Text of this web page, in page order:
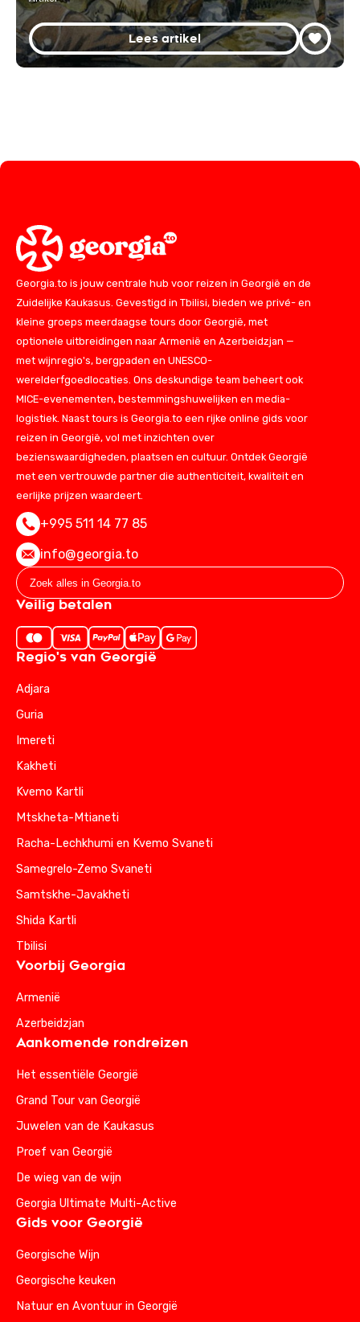
Lees artikel
Georgia.to is jouw centrale hub voor reizen in Georgië en de
Zuidelijke Kaukasus. Gevestigd in Tbilisi, bieden we privé- en
kleine groeps meerdaagse tours door Georgië, met
optionele uitbreidingen naar Armenië en Azerbeidzjan —
met wijnregio's, bergpaden en UNESCO-
werelderfgoedlocaties. Ons deskundige team beheert ook
MICE-evenementen, bestemmingshuwelijken en media-
logistiek. Naast tours is Georgia.to een rijke online gids voor
reizen in Georgië, vol met inzichten over
bezienswaardigheden, plaatsen en cultuur. Ontdek Georgië
met een vertrouwde partner die authenticiteit, kwaliteit en
eerlijke prijzen waardeert.
+995 511 14 77 85
info@georgia.to
Veilig betalen
Regio's van Georgië
Adjara
Guria
Imereti
Kakheti
Kvemo Kartli
Mtskheta-Mtianeti
Racha-Lechkhumi en Kvemo Svaneti
Samegrelo-Zemo Svaneti
Samtskhe-Javakheti
Shida Kartli
Tbilisi
Voorbij Georgia
Armenië
Azerbeidzjan
Aankomende rondreizen
Het essentiële Georgië
Grand Tour van Georgië
Juwelen van de Kaukasus
Proef van Georgië
De wieg van de wijn
Georgia Ultimate Multi-Active
Gids voor Georgië
Georgische Wijn
Georgische keuken
Natuur en Avontuur in Georgië